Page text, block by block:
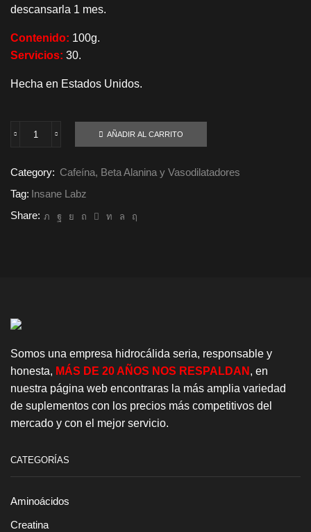
descansarla 1 mes.
Contenido: 100g.
Servicios: 30.
Hecha en Estados Unidos.
Beta
Labz
AÑADIR AL CARRITO
Category: Cafeína, Beta Alanina y Vasodilatadores
Tag: Insane Labz
Share:
Somos una empresa hidrocálida seria, responsable y
honesta, MÁS DE 20 AÑOS NOS RESPALDAN , en
nuestra página web encontraras la más amplia variedad
de suplementos con los precios más competitivos del
mercado y con el mejor servicio.
CATEGORÍAS
Aminoácidos
Creatina